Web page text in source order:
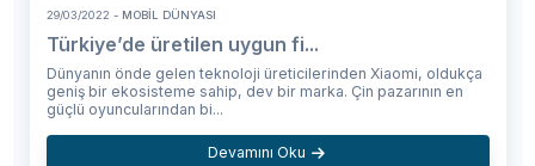
29/03/2022 - MOBIL DÜNYASI
Türkiye’de üretilen uygun fi...
Dünyanın önde gelen teknoloji üreticilerinden Xiaomi, oldukça
geniş bir ekosisteme sahip, dev bir marka. Çin pazarının en
güçlü oyuncularından bi...
Devamını Oku